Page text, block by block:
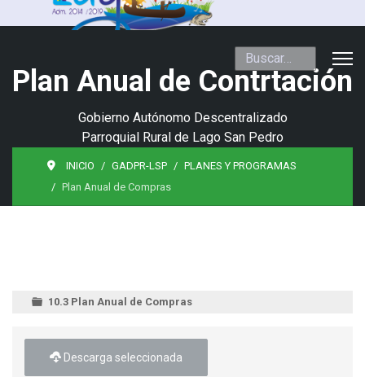
Buscar
Plan Anual de Contrtación
Gobierno Autónomo Descentralizado
Parroquial Rural de Lago San Pedro
INICIO GADPR-LSP
PLANES Y PROGRAMAS
Plan Anual de Compras
10.3 Plan Anual de Compras
Descarga seleccionada